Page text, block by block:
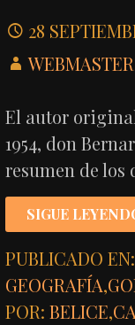
28
WEBMASTER
El autor
1954, don
resumen de
SIGUE
PUBLICADO EN:
GEOGRAFÍA,
POR:BELICE,